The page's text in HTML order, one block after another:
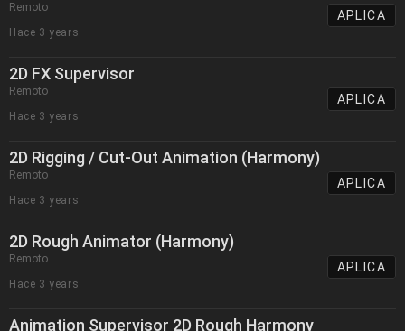
Remoto
Hace 3 years
APLICA
2D FX Supervisor
Remoto
Hace 3 years
APLICA
2D Rigging / Cut-Out Animation (Harmony)
Remoto
Hace 3 years
APLICA
2D Rough Animator (Harmony)
Remoto
Hace 3 years
APLICA
Animation Supervisor 2D Rough Harmony